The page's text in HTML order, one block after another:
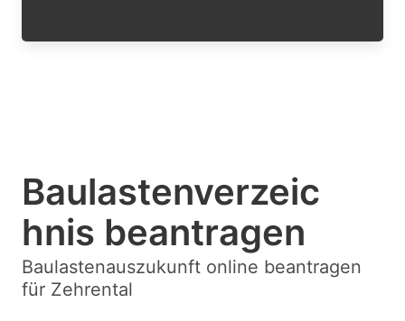
Baulastenverzeic
hnis beantragen
Baulastenauszukunft online beantragen
für Zehrental